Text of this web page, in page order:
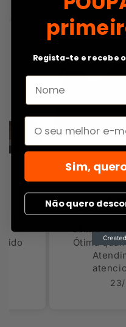
de 71
Ótima
Ótima
Voltarei
Regista-te e recebe
Email
Sim,
Não quero